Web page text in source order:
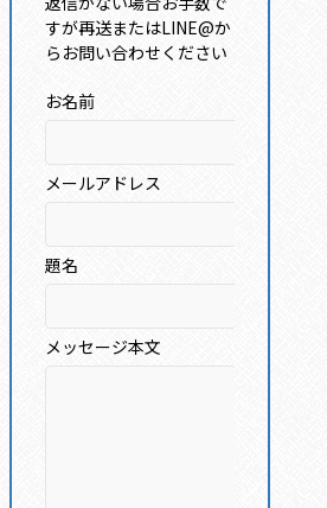
すが再送またはLINE@か
らお問い合わせください
お名前
メールアドレス
題名
メッセージ本文